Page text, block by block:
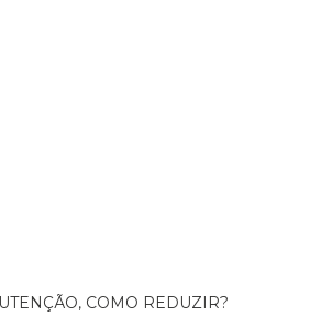
COMO REDUZIR?